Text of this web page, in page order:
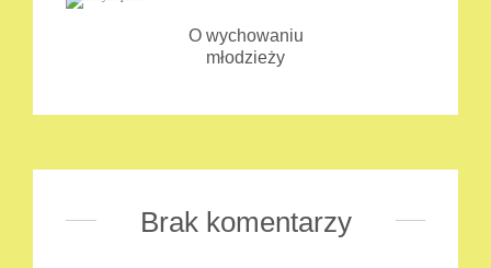
O wychowaniu
młodzieży
Brak komentarzy